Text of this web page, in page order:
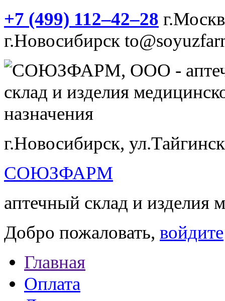
+7 (499) 112‒42‒28
г.Новосибирск
г.Новосибирск,
СОЮЗФАРМ
аптечный склад и изделия
Добро пожаловать, войдите
Главная
Оплата